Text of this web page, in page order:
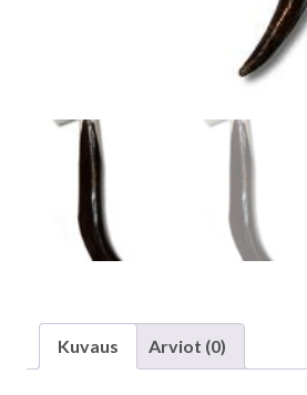
Kuvaus Arviot (0)